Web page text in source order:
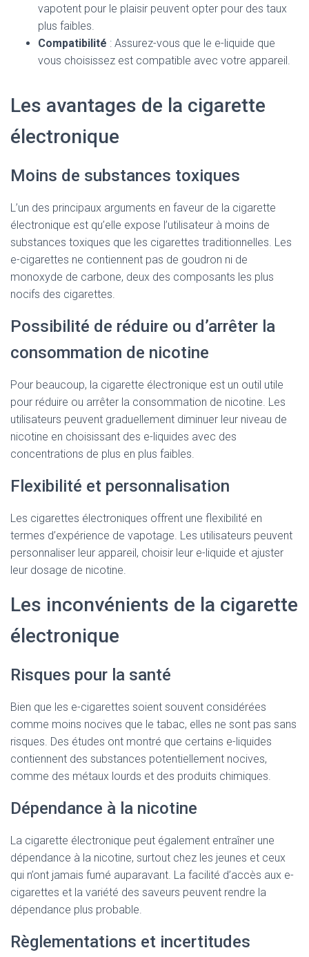
vapotent pour le plaisir peuvent opter pour des taux
plus faibles.
Compatibilité : Assurez-vous que le e-liquide que
vous choisissez est compatible avec votre appareil.
Les avantages de la cigarette
électronique
Moins de substances toxiques
L’un des principaux arguments en faveur de la cigarette
électronique est qu’elle expose l’utilisateur à moins de
substances toxiques que les cigarettes traditionnelles. Les
e-cigarettes ne contiennent pas de goudron ni de
monoxyde de carbone, deux des composants les plus
nocifs des cigarettes.
Possibilité de réduire ou d’arrêter la
consommation de nicotine
Pour beaucoup, la cigarette électronique est un outil utile
pour réduire ou arrêter la consommation de nicotine. Les
utilisateurs peuvent graduellement diminuer leur niveau de
nicotine en choisissant des e-liquides avec des
concentrations de plus en plus faibles.
Flexibilité et personnalisation
Les cigarettes électroniques offrent une flexibilité en
termes d’expérience de vapotage. Les utilisateurs peuvent
personnaliser leur appareil, choisir leur e-liquide et ajuster
leur dosage de nicotine.
Les inconvénients de la cigarette
électronique
Risques pour la santé
Bien que les e-cigarettes soient souvent considérées
comme moins nocives que le tabac, elles ne sont pas sans
risques. Des études ont montré que certains e-liquides
contiennent des substances potentiellement nocives,
comme des métaux lourds et des produits chimiques.
Dépendance à la nicotine
La cigarette électronique peut également entraîner une
dépendance à la nicotine, surtout chez les jeunes et ceux
qui n’ont jamais fumé auparavant. La facilité d’accès aux e-
cigarettes et la variété des saveurs peuvent rendre la
dépendance plus probable.
Règlementations et incertitudes